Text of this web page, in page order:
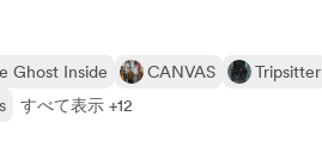
Ghost Inside CANVAS
Tripsitter
すべて表示 +12